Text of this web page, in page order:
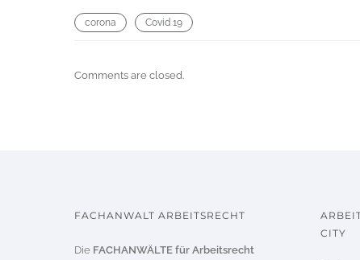
corona Covid 19
Comments are closed.
FACHANWALT ARBEITSRECHT
Die FACHANWÄLTE für Arbeitsrecht
CITY